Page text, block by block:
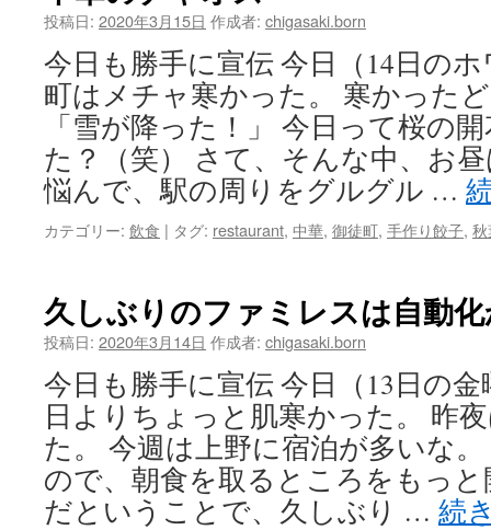
投稿日: 2020年3月15日 作成者: chigasaki.born
今日も勝手に宣伝 今日（14日の
町はメチャ寒かった。 寒かった
「雪が降った！」 今日って桜の
た？（笑） さて、そんな中、お
悩んで、駅の周りをグルグル …
カテゴリー: 飲食 | タグ: restaurant, 中華, 御徒町, 手作り餃子,
久しぶりのファミレスは自動
投稿日: 2020年3月14日 作成者: chigasaki.born
今日も勝手に宣伝 今日（13日の
日よりちょっと肌寒かった。 昨
た。 今週は上野に宿泊が多いな
ので、朝食を取るところをもっ
だということで、久しぶり … 続